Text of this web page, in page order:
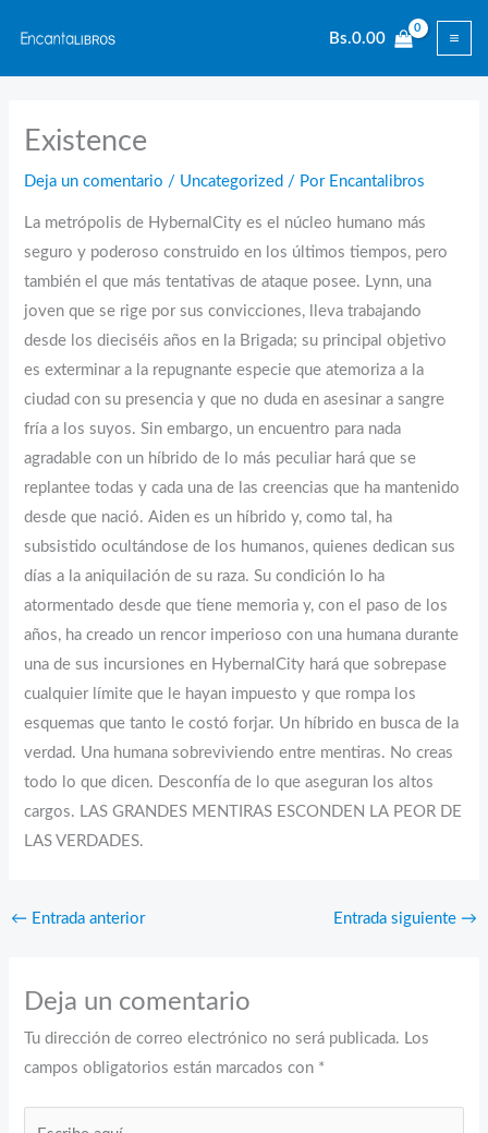
contenido
Bs.0.00
Existence
Deja un comentario / Uncategorized / Por Encantalibros
La metrópolis de HybernalCity es el núcleo humano más
seguro y poderoso construido en los últimos tiempos, pero
también el que más tentativas de ataque posee. Lynn, una
joven que se rige por sus convicciones, lleva trabajando
desde los dieciséis años en la Brigada; su principal objetivo
es exterminar a la repugnante especie que atemoriza a la
ciudad con su presencia y que no duda en asesinar a sangre
fría a los suyos. Sin embargo, un encuentro para nada
agradable con un híbrido de lo más peculiar hará que se
replantee todas y cada una de las creencias que ha mantenido
desde que nació. Aiden es un híbrido y, como tal, ha
subsistido ocultándose de los humanos, quienes dedican sus
días a la aniquilación de su raza. Su condición lo ha
atormentado desde que tiene memoria y, con el paso de los
años, ha creado un rencor imperioso con una humana durante
una de sus incursiones en HybernalCity hará que sobrepase
cualquier límite que le hayan impuesto y que rompa los
esquemas que tanto le costó forjar. Un híbrido en busca de la
verdad. Una humana sobreviviendo entre mentiras. No creas
todo lo que dicen. Desconfía de lo que aseguran los altos
cargos. LAS GRANDES MENTIRAS ESCONDEN LA PEOR DE
LAS VERDADES.
← Entrada anterior Entrada siguiente →
Deja un comentario
Tu dirección de correo electrónico no será publicada. Los
campos obligatorios están marcados con *